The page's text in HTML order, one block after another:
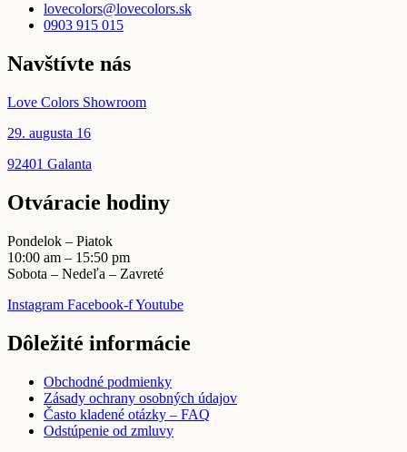
lovecolors@lovecolors.sk
0903 915 015
Navštívte nás
Love Colors Showroom
29. augusta 16
92401 Galanta
Otváracie hodiny
Pondelok – Piatok
10:00 am – 15:50 pm
Sobota – Nedeľa – Zavreté
Instagram Facebook-fYoutube
Dôležité informácie
Obchodné podmienky
Zásady ochrany osobných údajov
Často kladené otázky – FAQ
Odstúpenie od zmluvy